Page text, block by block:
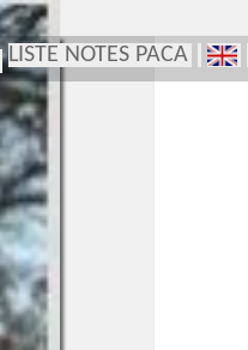
LISTE NOTES PACA